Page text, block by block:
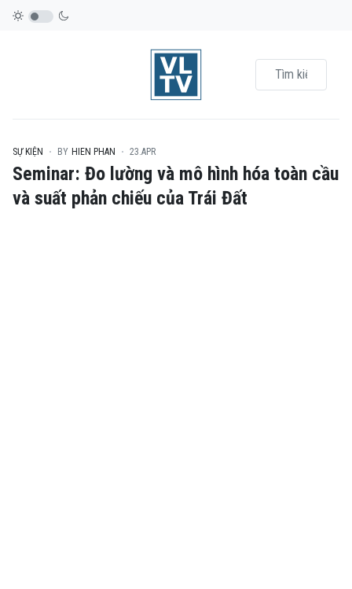
SỰ KIỆN BY HIEN PHAN 23.APR
Seminar: Đo lường và mô hình hóa toàn cầu
và suất phản chiếu của Trái Đất